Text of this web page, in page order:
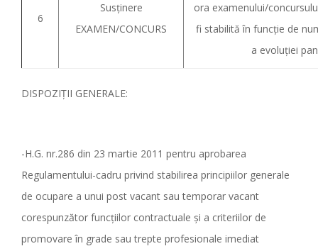
6
Susținere
EXAMEN/CONCURS
ora examenului/
fi stabilită în funcție de
a evoluției
DISPOZIȚII GENERALE:
-H.G. nr.286 din 23 martie 2011 pentru aprobarea
Regulamentului-cadru privind stabilirea principiilor generale
de ocupare a unui post vacant sau temporar vacant
corespunzător funcţiilor contractuale şi a criteriilor de
promovare în grade sau trepte profesionale imediat